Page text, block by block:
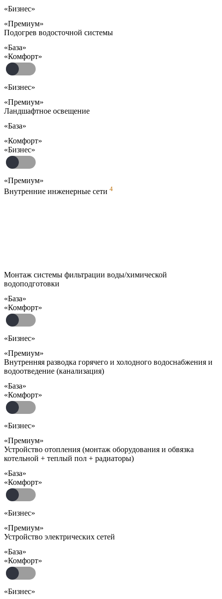
«Бизнес»
«Премиум»
Подогрев водосточной системы
«База»
«Комфорт»
«Бизнес»
«Премиум»
Ландшафтное освещение
«База»
«Комфорт»
«Бизнес»
«Премиум»
Внутренние инженерные сети 4
Монтаж системы фильтрации воды/химической
водоподготовки
«База»
«Комфорт»
«Бизнес»
«Премиум»
Внутренняя разводка горячего и холодного водоснабжения и
водоотведение (канализация)
«База»
«Комфорт»
«Бизнес»
«Премиум»
Устройство отопления (монтаж оборудования и обвязка
котельной + теплый пол + радиаторы)
«База»
«Комфорт»
«Бизнес»
«Премиум»
Устройство электрических сетей
«База»
«Комфорт»
«Бизнес»